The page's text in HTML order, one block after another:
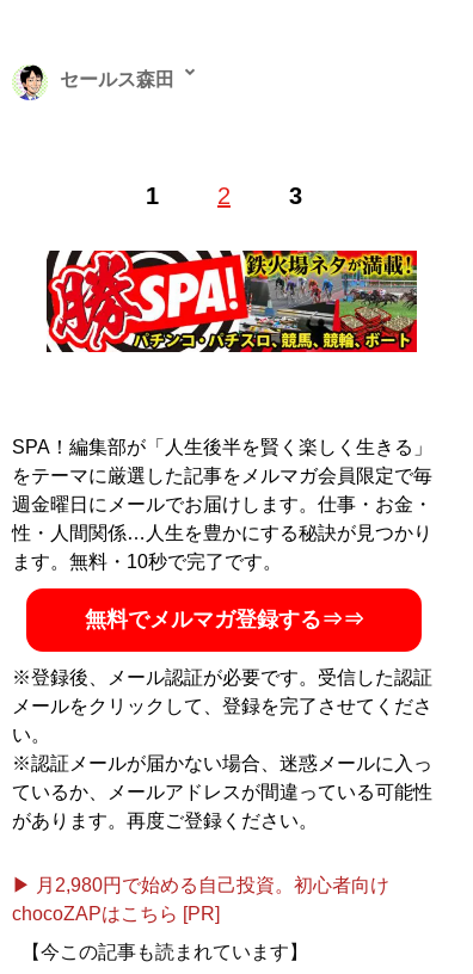
1 2 3
セールス森田
経て、現在は日刊SPA！編集・インタビュー記事の執筆
の軽さがセールスポイント
X（旧Twitter）salesmorita32
記事一覧へ
SPA！編集部が「人生後半を賢く楽しく生きる」
をテーマに厳選した記事をメルマガ会員限定で毎
週金曜日にメールでお届けします。仕事・お金・
性・人間関係…人生を豊かにする秘訣が見つかり
ます。無料・10秒で完了です。
無料でメルマガ登録する⇒⇒
※登録後、メール認証が必要です。受信した認証
メールをクリックして、登録を完了させてくださ
い。
※認証メールが届かない場合、迷惑メールに入っ
ているか、メールアドレスが間違っている可能性
があります。再度ご登録ください。
▶ 月2,980円で始める自己投資。初心者向け
chocoZAPはこちら [PR]
【今この記事も読まれています】